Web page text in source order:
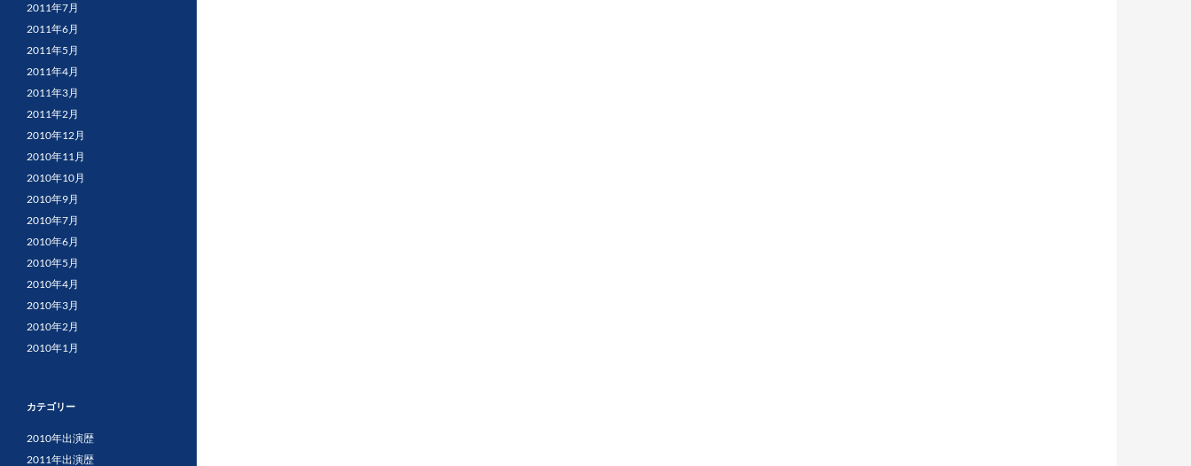
2011年7月
2011年6月
2011年5月
2011年4月
2011年3月
2011年2月
2010年12月
2010年11月
2010年10月
2010年9月
2010年7月
2010年6月
2010年5月
2010年4月
2010年3月
2010年2月
2010年1月
カテゴリー
2010年出演歴
2011年出演歴